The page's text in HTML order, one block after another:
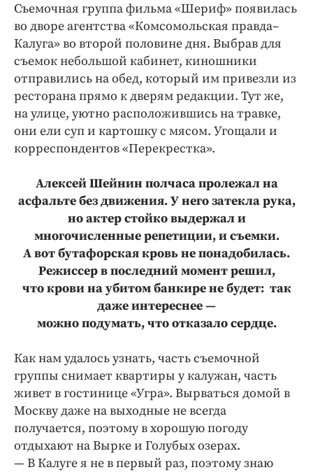
ПРОЕКТЫ
Блоги
Издания
Медиаперсона
Интересное чтиво
Клиника года
Бренд года
Съемочная группа фильма «Шериф» появилась
во дворе агентства «Комсомольская правда–
Калуга» во второй половине дня. Выбрав для
съемок небольшой кабинет, киношники
отправились на обед, который им привезли из
ресторана прямо к дверям редакции. Тут же,
на улице, уютно расположившись на травке,
они ели суп и картошку с мясом. Угощали и
корреспондентов «Перекрестка».
Алексей Шейнин полчаса пролежал на
асфальте без движения. У него затекла рука,
но актер стойко выдержал и
многочисленные репетиции, и съемки.
А вот бутафорская кровь не понадобилась.
Режиссер в последний момент решил,
что крови на убитом банкире не будет: так
даже интереснее —
можно подумать, что отказало сердце.
Как нам удалось узнать, часть съемочной
группы снимает квартиры у калужан, часть
живет в гостинице «Угра». Вырваться домой в
Москву даже на выходные не всегда
получается, поэтому в хорошую погоду
отдыхают на Вырке и Голубых озерах.
— В Калуге я не в первый раз, поэтому знаю